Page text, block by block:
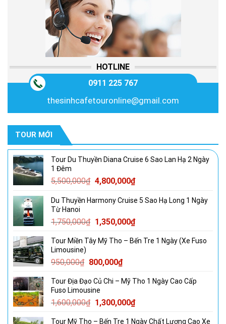
HOTLINE
0911 225 767
thesinhcafetouronline@gmail.com
TOUR MỚI
Tour Du Thuyền Diana Cruise 6 Sao Lan Hạ 2 Ngày
1 Đêm
5,500,000₫ Giá
là:
4,800,000₫Giá
tại
4,800,000₫.
Du Thuyền Harmony Cruise 5 Sao Hạ Long 1 Ngày
Từ Hanoi
1,750,000₫ Giá
là:
1,350,000₫Giá
tại
Tour Miền Tây Mỹ Tho – Bến Tre 1 Ngày (Xe Fuso
Limousine)
950,000₫ Giá
là:
950,000₫.
800,000₫Giá
tại
800,000₫.
Tour Địa Đạo Củ Chi – Mỹ Tho 1 Ngày Cao Cấp
Fuso Limousine
1,600,000₫ Giá
1,300,000₫Giá
Tour Mỹ Tho – Bến Tre 1 Ngày Chất Lượng Cao Xe